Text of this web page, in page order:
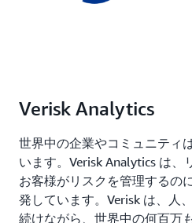
Verisk Analytics
世界中の企業やコミュニティ
います。Verisk Analytics は、
お客様がリスクを管理するの
発しています。Verisk は、人
続けながら、世界中の何百万